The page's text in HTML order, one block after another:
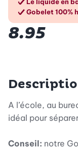
Le liquide en
Gobelet 100%
8.95
A l’école, au
idéal pour
Conseil: notre